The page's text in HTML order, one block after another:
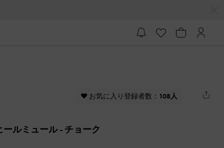
♥ お気に入り登録者数： 108人
ールミュール- チョーク